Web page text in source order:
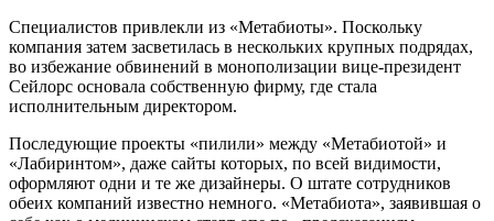
Специалистов привлекли из «Метабиоты». Поскольку
компания затем засветилась в нескольких крупных подрядах,
во избежание обвинений в монополизации вице-президент
Сейлорс основала собственную фирму, где стала
исполнительным директором.
Последующие проекты «пилили» между «Метабиотой» и
«Лабиринтом», даже сайты которых, по всей видимости,
оформляют одни и те же дизайнеры. О штате сотрудников
обеих компаний известно немного. «Метабиота», заявившая о